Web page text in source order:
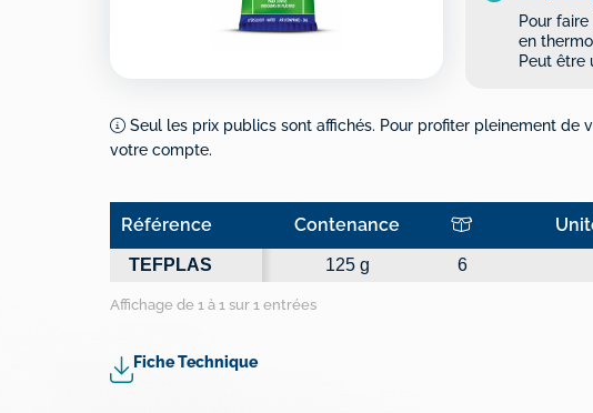
Pour
en
Peut être
Seul les prix publics sont affichés. Pour profiter pleinement de
votre compte.
Référence Contenance
Référence Contenance
TEFPLAS 125 g 6
Affichage de 1 à 1 sur 1 entrées
Fiche Technique